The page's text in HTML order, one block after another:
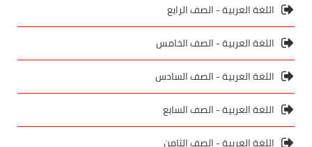
اللغة العربية - الصف الرابع
اللغة العربية - الصف الخامس
اللغة العربية - الصف السادس
اللغة العربية - الصف السابع
اللغة العربية - الصف الثامن